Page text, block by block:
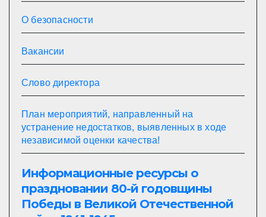
О безопасности
Вакансии
Слово директора
План мероприятий, направленный на
устранение недостатков, выявленных в ходе
независимой оценки качества!
Информационные ресурсы о
праздновании 80-й годовщины
Победы в Великой Отечественной